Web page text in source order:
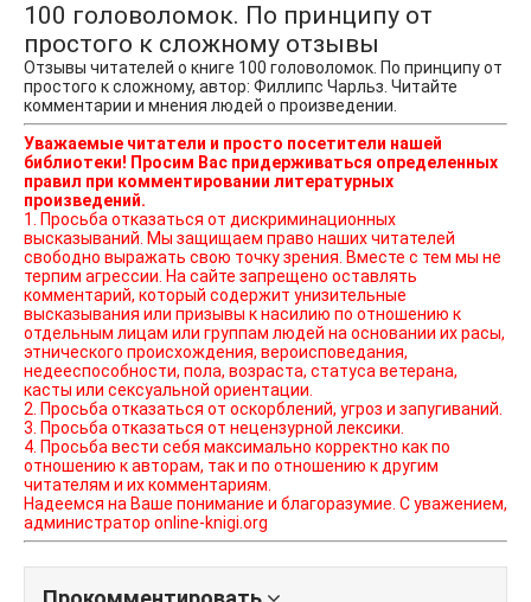
100 головоломок. По принципу от
простого к сложному отзывы
Отзывы читателей о книге 100 головоломок. По принципу от
простого к сложному, автор: Филлипс Чарльз. Читайте
комментарии и мнения людей о произведении.
Уважаемые читатели и просто посетители нашей
библиотеки! Просим Вас придерживаться определенных
правил при комментировании литературных
произведений.
1. Просьба отказаться от дискриминационных
высказываний. Мы защищаем право наших читателей
свободно выражать свою точку зрения. Вместе с тем мы не
терпим агрессии. На сайте запрещено оставлять
комментарий, который содержит унизительные
высказывания или призывы к насилию по отношению к
отдельным лицам или группам людей на основании их расы,
этнического происхождения, вероисповедания,
недееспособности, пола, возраста, статуса ветерана,
касты или сексуальной ориентации.
2. Просьба отказаться от оскорблений, угроз и запугиваний.
3. Просьба отказаться от нецензурной лексики.
4. Просьба вести себя максимально корректно как по
отношению к авторам, так и по отношению к другим
читателям и их комментариям.
Надеемся на Ваше понимание и благоразумие. С уважением,
администратор online-knigi.org